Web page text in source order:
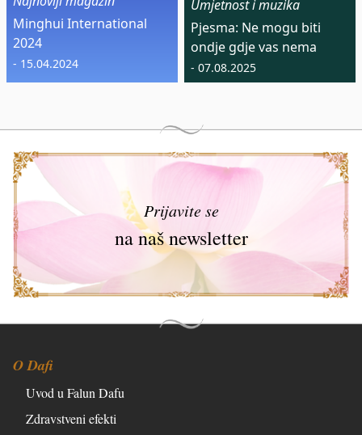
Minghui International
2024
- 15.04.2024
Umjetnost i muzika
Pjesma: Ne mogu biti
ondje gdje vas nema
- 07.08.2025
Prijavite se
na naš newsletter
O Dafi
Uvod u Falun Dafu
Zdravstveni efekti